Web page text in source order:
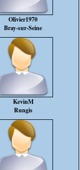
Olivier1970
Bray-sur-Seine
KevinM
Rungis